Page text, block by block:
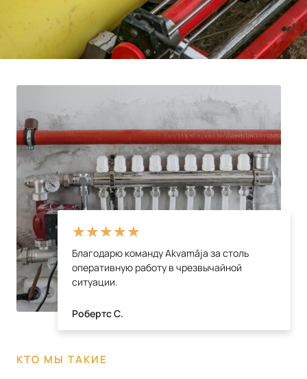
★★★★★
Благодарю команду Akvamāja за столь
оперативную работу в чрезвычайной
ситуации.
Робертс С.
КТО МЫ ТАКИЕ